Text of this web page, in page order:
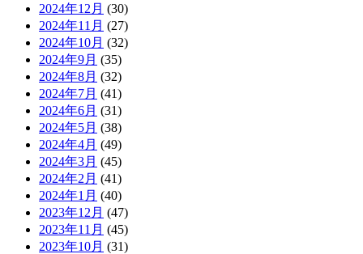
2024年12月 (30)
2024年11月 (27)
2024年10月 (32)
2024年9月 (35)
2024年8月 (32)
2024年7月 (41)
2024年6月 (31)
2024年5月 (38)
2024年4月 (49)
2024年3月 (45)
2024年2月 (41)
2024年1月 (40)
2023年12月 (47)
2023年11月 (45)
2023年10月 (31)